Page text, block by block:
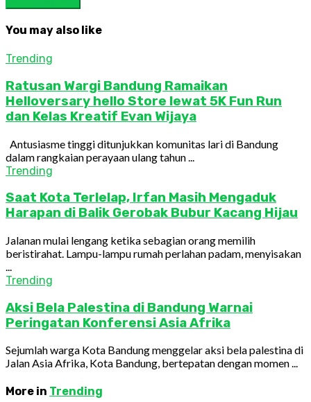
You may also like
Trending
Ratusan Wargi Bandung Ramaikan
Helloversary hello Store lewat 5K Fun Run
dan Kelas Kreatif Evan Wijaya
Antusiasme tinggi ditunjukkan komunitas lari di Bandung
dalam rangkaian perayaan ulang tahun ...
Trending
Saat Kota Terlelap, Irfan Masih Mengaduk
Harapan di Balik Gerobak Bubur Kacang Hijau
Jalanan mulai lengang ketika sebagian orang memilih
beristirahat. Lampu-lampu rumah perlahan padam, menyisakan
...
Trending
Aksi Bela Palestina di Bandung Warnai
Peringatan Konferensi Asia Afrika
Sejumlah warga Kota Bandung menggelar aksi bela palestina di
Jalan Asia Afrika, Kota Bandung, bertepatan dengan momen ...
More in Trending